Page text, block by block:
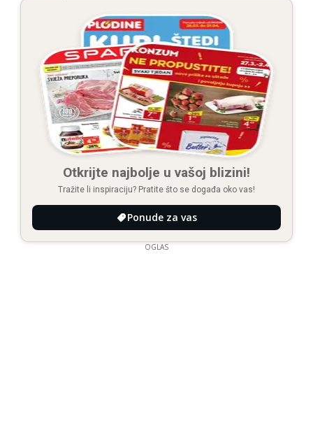
Otkrijte najbolje u vašoj blizini!
Tražite li inspiraciju? Pratite što se događa oko vas!
Ponude za vas
OGLAS